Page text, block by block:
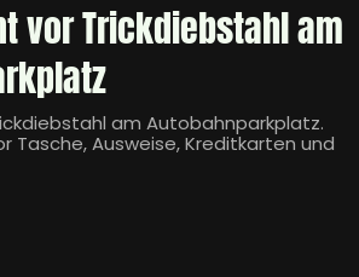
vor Trickdiebstahl am
am Autobahnparkplatz.
Tasche, Ausweise, Kreditkarten und